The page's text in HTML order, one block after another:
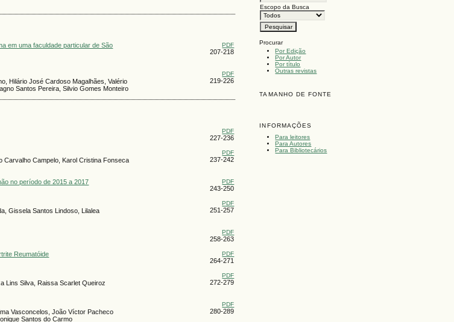
Escopo da Busca
Procurar
Por Edição
Por Autor
Por título
Outras revistas
TAMANHO DE FONTE
INFORMAÇÕES
Para leitores
Para Autores
Para Bibliotecários
em uma faculdade particular de São
PDF
207-218
Hilário José Cardoso Magalhães, Valério
Santos Pereira, Silvio Gomes Monteiro
PDF
219-226
PDF
227-236
Carvalho Campelo, Karol Cristina Fonseca
PDF
237-242
no período de 2015 a 2017
PDF
243-250
Gissela Santos Lindoso, Lilalea
PDF
251-257
PDF
258-263
Reumatóide
PDF
264-271
Lins Silva, Raissa Scarlet Queiroz
PDF
272-279
Vasconcelos, João Víctor Pacheco
Santos do Carmo
PDF
280-289